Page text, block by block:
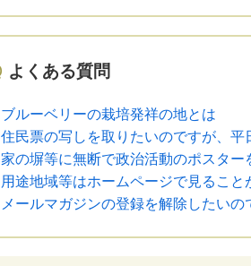
よくある質問
ブルーベリーの栽培発祥の地とは
住民票の写しを取りたいのですが、平
家の塀等に無断で政治活動のポスタ
用途地域等はホームページで見ること
メールマガジンの登録を解除したいの